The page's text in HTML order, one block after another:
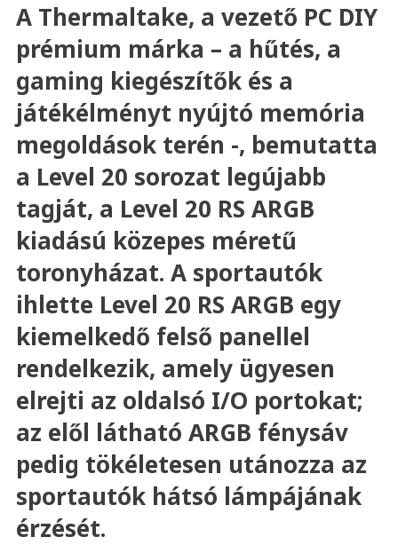
A Thermaltake, a vezető PC DIY
prémium márka – a hűtés, a
gaming kiegészítők és a
játékélményt nyújtó memória
megoldások terén -, bemutatta
a Level 20 sorozat legújabb
tagját, a Level 20 RS ARGB
kiadású közepes méretű
toronyházat. A sportautók
ihlette Level 20 RS ARGB egy
kiemelkedő felső panellel
rendelkezik, amely ügyesen
elrejti az oldalsó I/O portokat;
az elől látható ARGB fénysáv
pedig tökéletesen utánozza az
sportautók hátsó lámpájának
érzését.